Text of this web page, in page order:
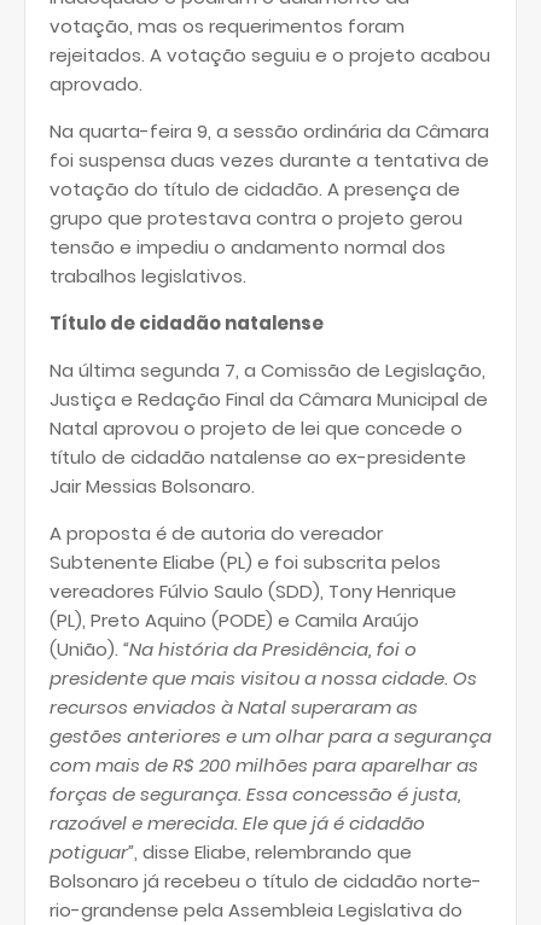
votação, mas os requerimentos foram
rejeitados. A votação seguiu e o projeto acabou
aprovado.
Na quarta-feira 9, a sessão ordinária da Câmara
foi suspensa duas vezes durante a tentativa de
votação do título de cidadão. A presença de
grupo que protestava contra o projeto gerou
tensão e impediu o andamento normal dos
trabalhos legislativos.
Título de cidadão natalense
Na última segunda 7, a Comissão de Legislação,
Justiça e Redação Final da Câmara Municipal de
Natal aprovou o projeto de lei que concede o
título de cidadão natalense ao ex-presidente
Jair Messias Bolsonaro.
A proposta é de autoria do vereador
Subtenente Eliabe (PL) e foi subscrita pelos
vereadores Fúlvio Saulo (SDD), Tony Henrique
(PL), Preto Aquino (PODE) e Camila Araújo
(União). “Na história da Presidência, foi o
presidente que mais visitou a nossa cidade. Os
recursos enviados à Natal superaram as
gestões anteriores e um olhar para a segurança
com mais de R$ 200 milhões para aparelhar as
forças de segurança. Essa concessão é justa,
razoável e merecida. Ele que já é cidadão
potiguar”, disse Eliabe, relembrando que
Bolsonaro já recebeu o título de cidadão norte-
rio-grandense pela Assembleia Legislativa do